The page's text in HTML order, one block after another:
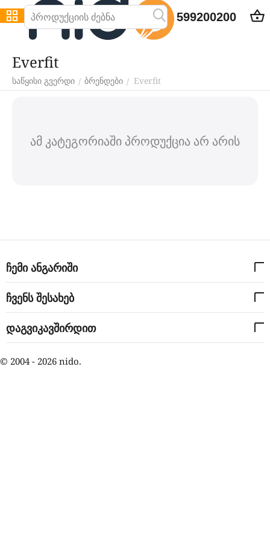
599200200
Everfit
საწყისი გვერდი / ბრენდები / Everfit
ამ კატეგორიაში პროდუქცია არ არის
ჩემი ანგარიში
ჩვენს შესახებ
დაგვიკავშირდით
© 2004 - 2026 nido.